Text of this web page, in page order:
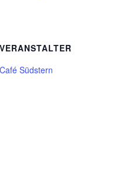
VERANSTALTER
Café Südstern